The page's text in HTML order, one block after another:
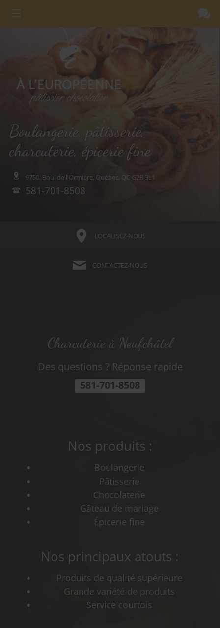
Boulangerie, pâtisserie,
charcuterie, épicerie fine
9750, Boul de l'Ormière, Québec, QC G2B 3L1
581-701-8508
LOCALISEZ-NOUS
CONTACTEZ-NOUS
Charcuterie à Neufchâtel
Des questions ? Réponse rapide
581-701-8508
Nos produits :
Boulangerie
Pâtisserie
Chocolaterie
Gâteau de mariage
Épicerie fine
Nos principaux atouts :
Produits de qualité supérieure
Grande variété de produits
Service courtois